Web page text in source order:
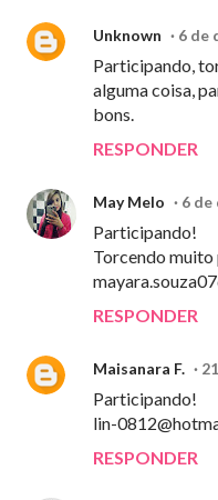
Unknown 6 de
Participando,
alguma coisa,
bons.
RESPONDER
May Melo 6 de
Participando!
Torcendo muito
RESPONDER
Maisanara F.
Participando!
lin-
RESPONDER